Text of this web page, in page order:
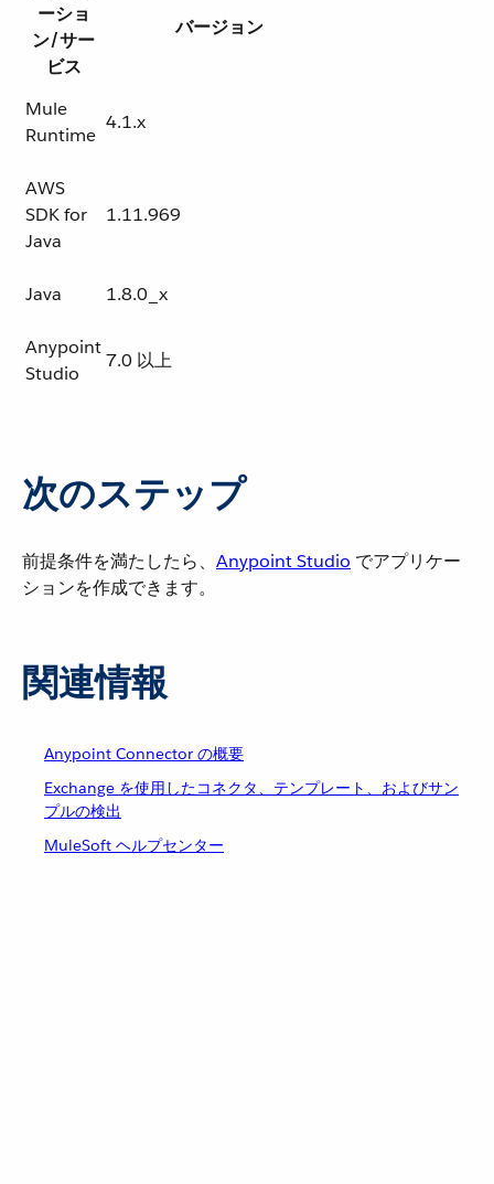
ーショ
ン/サー
ビス
バージョン
Mule
Runtime
4.1.x
AWS
SDK for
Java
1.11.969
Java 1.8.0_x
Anypoint
Studio
7.0 以上
次のステップ
前提条件を満たしたら、​ Anypoint Studio ​ でアプリケー
ションを作成できます。
関連情報
Anypoint Connector の概要
Exchange を使用したコネクタ、テンプレート、およびサン
プルの検出
MuleSoft ヘルプセンター